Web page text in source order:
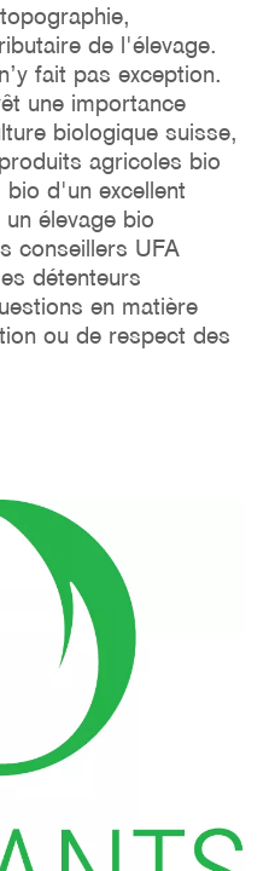
de l'élevage.
fait pas exception.
une importance
biologique suisse,
agricoles bio
d'un excellent
élevage bio
conseillers UFA
détenteurs
en matière
ou de respect des